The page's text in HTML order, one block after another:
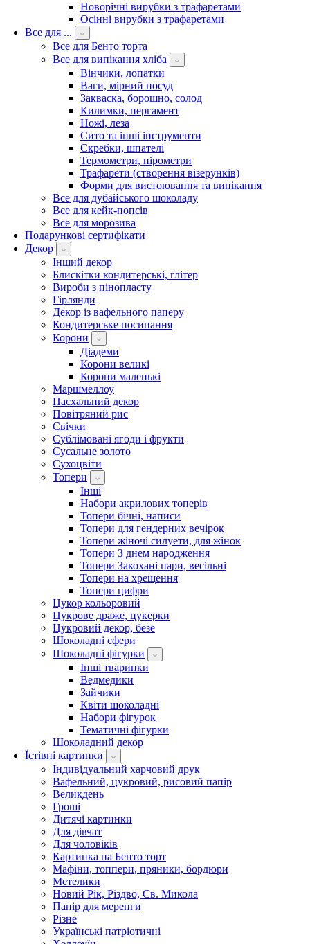
Новорічні вирубки з трафаретами
Осінні вирубки з трафаретами
Все для ...
Все для Бенто торта
Все для випікання хліба
Вінчики, лопатки
Ваги, мірний посуд
Закваска, борошно, солод
Килимки, пергамент
Ножі, леза
Сито та інші інструменти
Скребки, шпателі
Термометри, пірометри
Трафарети (створення візерунків)
Форми для вистоювання та випікання
Все для дубайського шоколаду
Все для кейк-попсів
Все для морозива
Подарункові сертифікати
Декор
Інший декор
Блискітки кондитерські, глітер
Вироби з пінопласту
Гірлянди
Декор із вафельного паперу
Кондитерське посипання
Корони
Діадеми
Корони великі
Корони маленькі
Маршмеллоу
Пасхальний декор
Повітряний рис
Свічки
Сублімовані ягоди і фрукти
Сусальне золото
Сухоцвіти
Топери
Інші
Набори акрилових топерів
Топери бічні, написи
Топери для гендерних вечірок
Топери жіночі силуети, для жінок
Топери З днем ​​народження
Топери Закохані пари, весільні
Топери на хрещення
Топери цифри
Цукор кольоровий
Цукрове драже, цукерки
Цукровий декор, безе
Шоколадні сфери
Шоколадні фігурки
Інші тваринки
Ведмедики
Зайчики
Квіти шоколадні
Набори фігурок
Тематичні фігурки
Шоколадний декор
Їстівні картинки
Індивідуальний харчовий друк
Вафельний, цукровий, рисовий папір
Великдень
Гроші
Дитячі картинки
Для дівчат
Для чоловіків
Картинка на Бенто торт
Мафіни, топпери, пряники, бордюри
Метелики
Новий Рік, Різдво, Св. Микола
Папір для меренги
Різне
Українські патріотичні